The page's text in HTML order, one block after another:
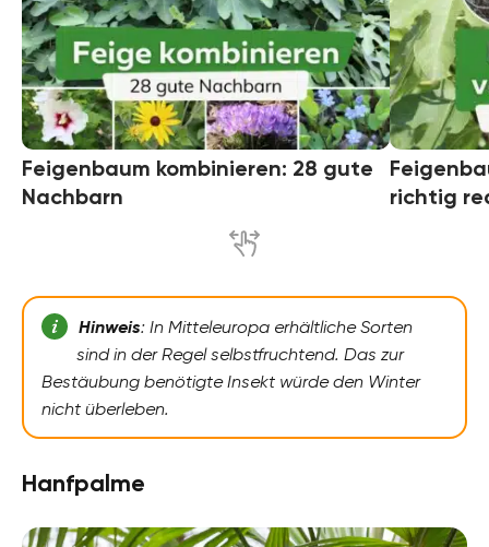
Feigenbaum kombinieren: 28 gute
Nachbarn
richtig
Hinweis: In Mitteleuropa erhältliche Sorten
sind in der Regel selbstfruchtend. Das zur
Bestäubung benötigte Insekt würde den Winter
nicht überleben.
Hanfpalme